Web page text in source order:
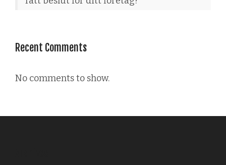
Recent Comments
No comments to show.